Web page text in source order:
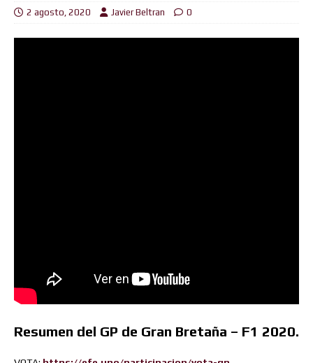
2 agosto, 2020 Javier Beltran 0
Resumen del GP de Gran Bretaña – F1 2020.